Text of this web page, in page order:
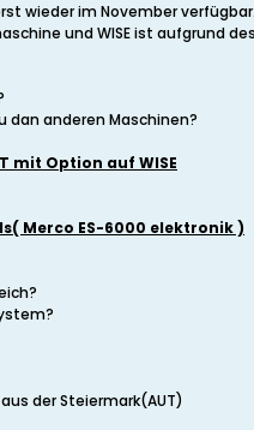
wieder im November verfügbar.
und WISE ist aufgrund
dan anderen Maschinen?
mit Option auf WISE
Merco ES-6000 elektronik )
der Steiermark(AUT)